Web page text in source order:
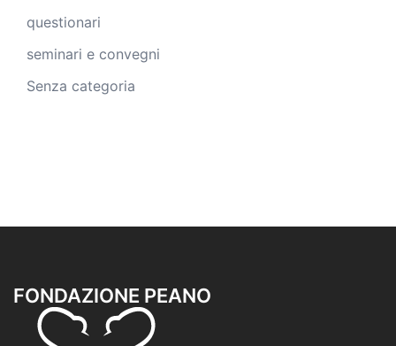
questionari
seminari e convegni
Senza categoria
FONDAZIONE PEANO